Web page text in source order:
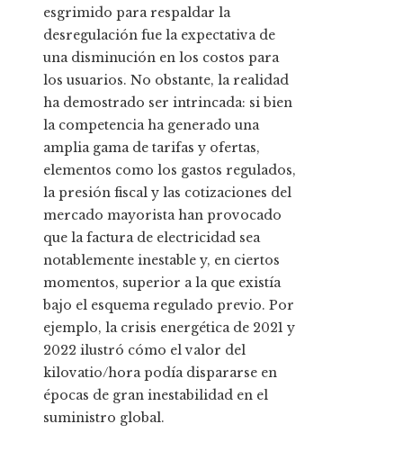
esgrimido para respaldar la
desregulación fue la expectativa de
una disminución en los costos para
los usuarios. No obstante, la realidad
ha demostrado ser intrincada: si bien
la competencia ha generado una
amplia gama de tarifas y ofertas,
elementos como los gastos regulados,
la presión fiscal y las cotizaciones del
mercado mayorista han provocado
que la factura de electricidad sea
notablemente inestable y, en ciertos
momentos, superior a la que existía
bajo el esquema regulado previo. Por
ejemplo, la crisis energética de 2021 y
2022 ilustró cómo el valor del
kilovatio/hora podía dispararse en
épocas de gran inestabilidad en el
suministro global.